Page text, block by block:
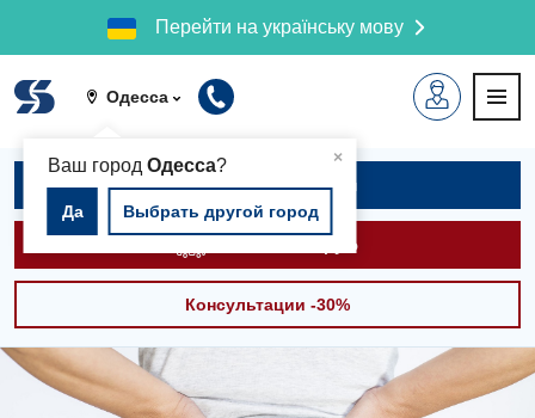
Перейти на українську мову
Одесса
×
Ваш город Одесса?
Да Выбрать другой город
Записаться на приём
Вызвать скорую
Консультации -30%